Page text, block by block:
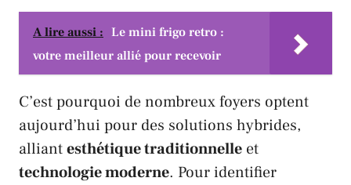
A lire aussi : Le mini frigo retro :
votre meilleur allié pour recevoir
C’est pourquoi de nombreux foyers optent
aujourd’hui pour des solutions hybrides,
alliantesthétique traditionnelle et
technologie moderne. Pour identifier